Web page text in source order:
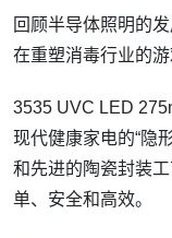
回顾半导体照明的
在重塑消毒行业的游
3535 UVC LED
现代健康家电的“隐
和先进的陶瓷封装
单、安全和高效。